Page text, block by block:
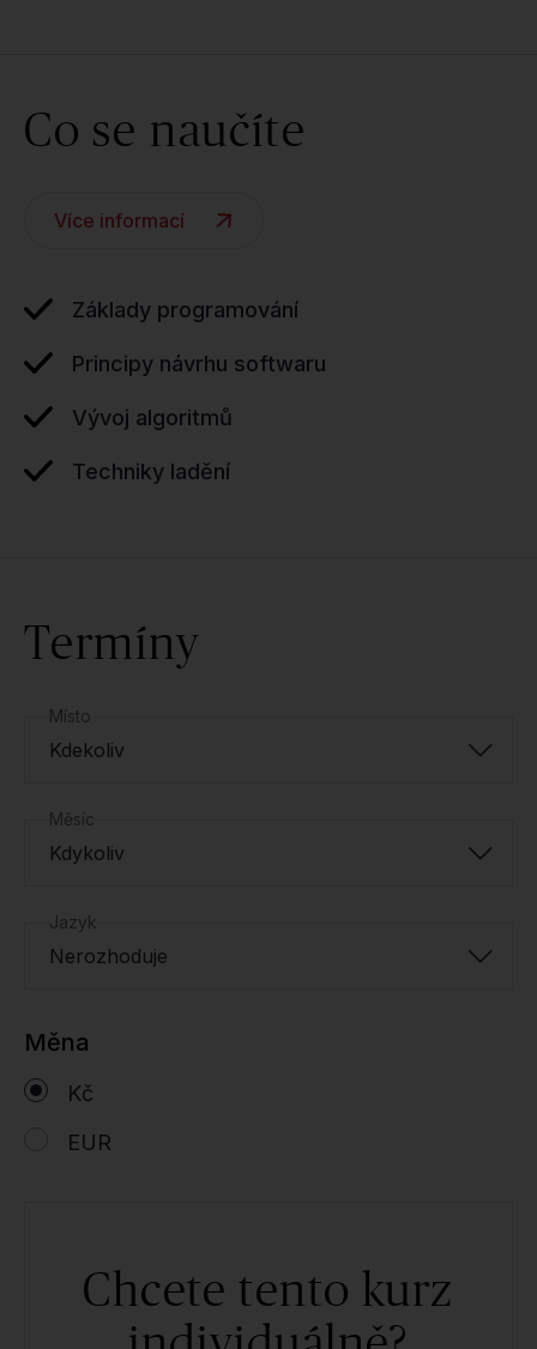
Co se naučíte
Více informací
Základy programování
Principy návrhu softwaru
Vývoj algoritmů
Techniky ladění
Termíny
Místo
Kdekoliv
Měsíc
Kdykoliv
Jazyk
Nerozhoduje
Měna
Kč
EUR
Chcete tento kurz